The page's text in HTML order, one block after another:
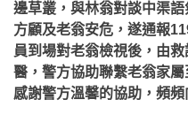
邊草叢，與林翁對談中渠
方顧及老翁安危，遂通報
員到場對老翁檢視後，由
醫，警方協助聯繫老翁家
感謝警方溫馨的協助，頻頻